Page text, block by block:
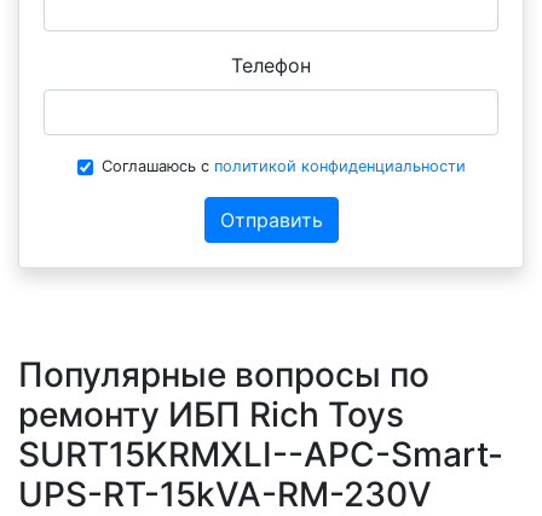
Телефон
Соглашаюсь с политикой конфиденциальности
Отправить
Популярные вопросы по
ремонту ИБП Rich Toys
SURT15KRMXLI--APC-Smart-
UPS-RT-15kVA-RM-230V